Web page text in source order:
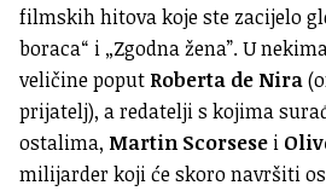
filmskih hitova koje ste zacijelo
boraca“ i „Zgodna žena”. U
veličine poput Roberta de Nira
prijatelj), a redatelji s kojima
ostalima, Martin Scorsese i
milijarder koji će skoro navršiti